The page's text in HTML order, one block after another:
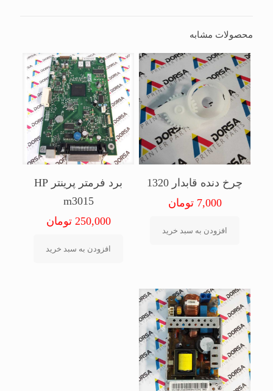
محصولات مشابه
چرخ دنده قابدار 1320
7,000 تومان
افزودن به سبد خرید
برد فرمتر پرینتر HP
m3015
250,000 تومان
افزودن به سبد خرید